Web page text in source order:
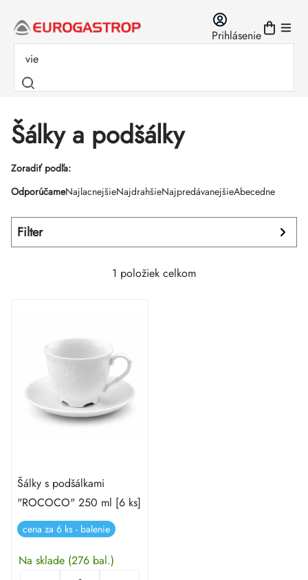
obsah
Prihlásenie
Šálky a podšálky
Zoradiť podľa:
Radenie
produktov
OdporúčameNajlacnejšieNajdrahšieNajpredávanejšieAbecedne
Filter
1 položiek celkom
Výpis
produktov
Šálky s podšálkami
"ROCOCO" 250 ml [6 ks]
cena za 6 ks - balenie
Na sklade (276 bal.)